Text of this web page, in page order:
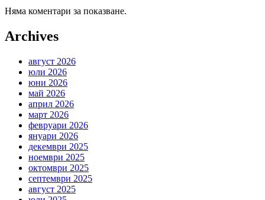
Няма коментари за показване.
Archives
август 2026
юли 2026
юни 2026
май 2026
април 2026
март 2026
февруари 2026
януари 2026
декември 2025
ноември 2025
октомври 2025
септември 2025
август 2025